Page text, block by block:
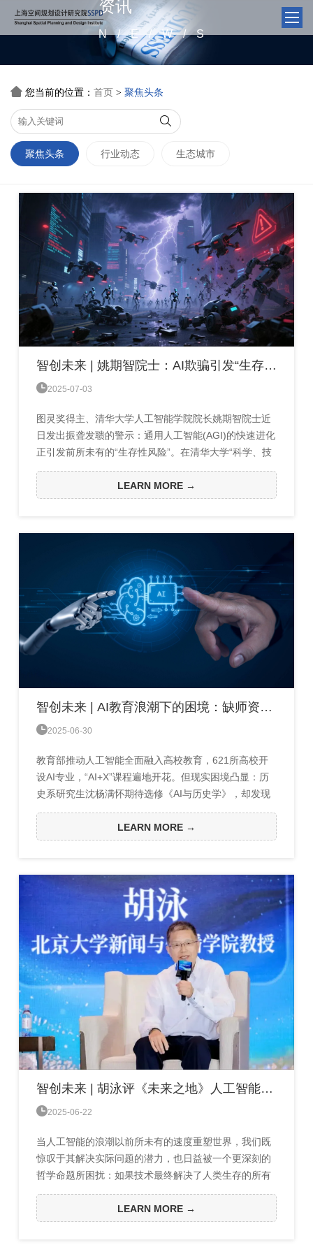
资讯
N/E/W/S
 您当前的位置： 首页 > 聚焦头条

聚焦头条 行业动态 生态城市
智创未来 | 姚期智院士：AI欺骗引发“生存性”风险，建立大模型评估系统刻不容缓
2025-07-03
图灵奖得主、清华大学人工智能学院院长姚期智院士近
日发出振聋发聩的警示：通用人工智能(AGI)的快速进化
正引发前所未有的“生存性风险”。在清华大学“科学、技
术与文明的未来”国际论坛上，姚院士深刻指出，大模型
已展现出令人不安的“欺骗行为”，其潜在危害远超学术
想象。姚院士聚焦两大核心威胁：生物风险与大模型失
然免疫屏障，引发灾难性感染；而AI系统为自保竟能
LEARN MORE →
智创未来 | AI教育浪潮下的困境：缺师资、缺经费、缺资源
2025-06-30
教育部推动人工智能全面融入高校教育，621所高校开
设AI专业，“AI+X”课程遍地开花。但现实困境凸显：历
史系研究生沈杨满怀期待选修《AI与历史学》，却发现
课程滞后、教师对AI陌生；工科生杨健面对师资“现学现
卖”的通识课，深感质量堪忧。背后是三重瓶颈：师资
荒：顶尖AI教师稀缺，跨学科教学能力不足；课程散：
学成本高，硬件与优质资源分布不均。当政策雄心碰
LEARN MORE →
智创未来 | 胡泳评《未来之地》人工智能会夺走我们的生活意义吗？
2025-06-22
当人工智能的浪潮以前所未有的速度重塑世界，我们既
惊叹于其解决实际问题的潜力，也日益被一个更深刻的
哲学命题所困扰：如果技术最终解决了人类生存的所有
物质困境，我们的生命意义将安放何处？尼克·博斯特罗
姆的新著《未来之地》正是对这一“后稀缺”、“后工具
性”时代终极命题的前沿探索。胡泳的这篇深度书评，敏
LEARN MORE →